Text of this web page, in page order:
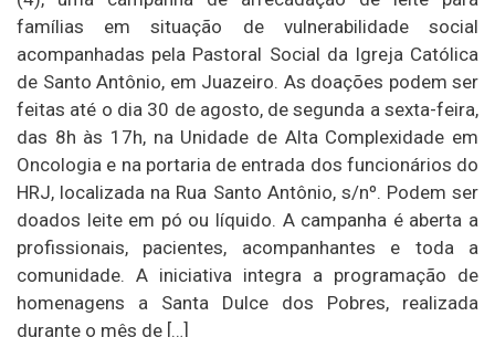
famílias em situação de vulnerabilidade social
acompanhadas pela Pastoral Social da Igreja Católica
de Santo Antônio, em Juazeiro. As doações podem ser
feitas até o dia 30 de agosto, de segunda a sexta-feira,
das 8h às 17h, na Unidade de Alta Complexidade em
Oncologia e na portaria de entrada dos funcionários do
HRJ, localizada na Rua Santo Antônio, s/nº. Podem ser
doados leite em pó ou líquido. A campanha é aberta a
profissionais, pacientes, acompanhantes e toda a
comunidade. A iniciativa integra a programação de
homenagens a Santa Dulce dos Pobres, realizada
durante o mês de […]